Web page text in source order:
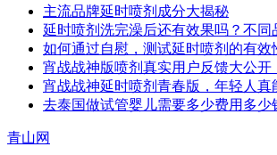
主流品牌延时喷剂成分大揭秘
延时喷剂洗完澡后还有效果吗？不同
如何通过自慰，测试延时喷剂的有效
宵战战神版喷剂真实用户反馈大公
宵战战神延时喷剂青春版，年轻人
去泰国做试管婴儿需要多少费用多少
青山网